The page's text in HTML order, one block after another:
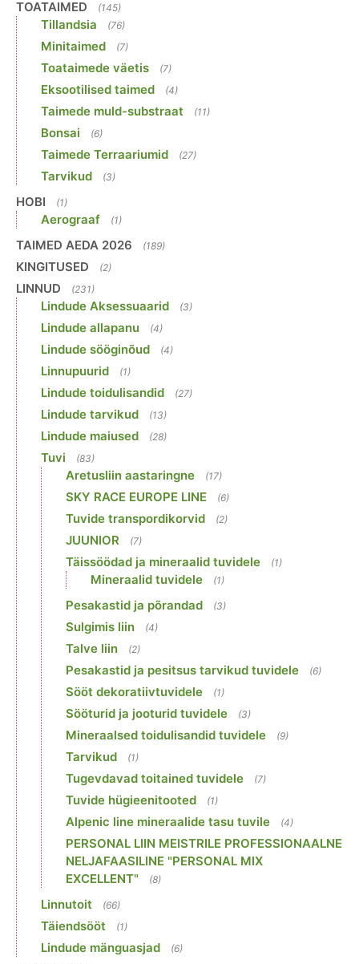
TOATAIMED (145)
Tillandsia (76)
Minitaimed (7)
Toataimede väetis (7)
Eksootilised taimed (4)
Taimede muld-substraat (11)
Bonsai (6)
Taimede Terraariumid (27)
Tarvikud (3)
HOBI (1)
Aerograaf (1)
TAIMED AEDA 2026 (189)
KINGITUSED (2)
LINNUD (231)
Lindude Aksessuaarid (3)
Lindude allapanu (4)
Lindude sööginõud (4)
Linnupuurid (1)
Lindude toidulisandid (27)
Lindude tarvikud (13)
Lindude maiused (28)
Tuvi (83)
Aretusliin aastaringne (17)
SKY RACE EUROPE LINE (6)
Tuvide transpordikorvid (2)
JUUNIOR (7)
Täissöödad ja mineraalid tuvidele (1)
Mineraalid tuvidele (1)
Pesakastid ja põrandad (3)
Sulgimis liin (4)
Talve liin (2)
Pesakastid ja pesitsus tarvikud tuvidele (6)
Sööt dekoratiivtuvidele (1)
Sööturid ja jooturid tuvidele (3)
Mineraalsed toidulisandid tuvidele (9)
Tarvikud (1)
Tugevdavad toitained tuvidele (7)
Tuvide hügieenitooted (1)
Alpenic line mineraalide tasu tuvile (4)
PERSONAL LIIN MEISTRILE PROFESSIONAALNE
NELJAFAASILINE "PERSONAL MIX
EXCELLENT"
(8)
Linnutoit (66)
Täiendsööt (1)
Lindude mänguasjad (6)